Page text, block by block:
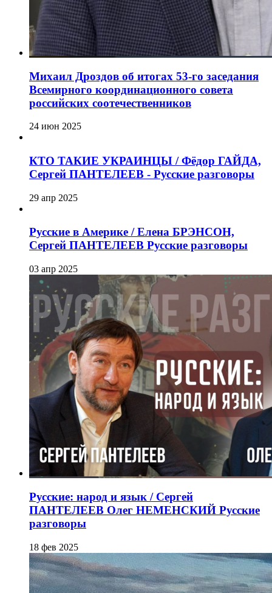
Михаил Дроздов об итогах 53-го заседания
Всемирного координационного совета
российских соотечественников
24 июн 2025
КТО ТАКИЕ УКРАИНЦЫ / Фёдор ГАЙДА,
Сергей ПАНТЕЛЕЕВ - Русские разговоры
29 апр 2025
Русские в Америке / Елена БРЭНСОН,
Сергей ПАНТЕЛЕЕВ Русские разговоры
03 апр 2025
Русские: народ и язык / Сергей
ПАНТЕЛЕЕВ Олег НЕМЕНСКИЙ Русские
разговоры
18 фев 2025